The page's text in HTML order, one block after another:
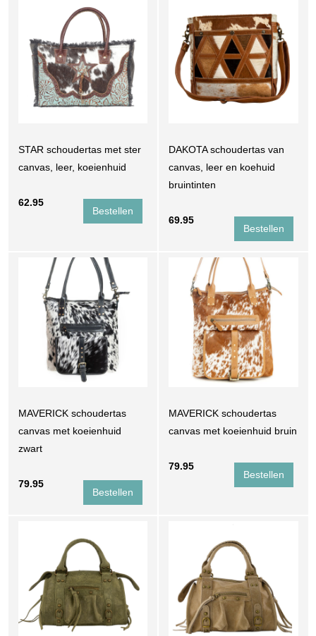
STAR schoudertas met ster
canvas, leer, koeienhuid
62.95
DAKOTA schoudertas van
canvas, leer en koehuid
bruintinten
69.95
MAVERICK schoudertas
canvas met koeienhuid
zwart
79.95
MAVERICK schoudertas
canvas met koeienhuid bruin
79.95